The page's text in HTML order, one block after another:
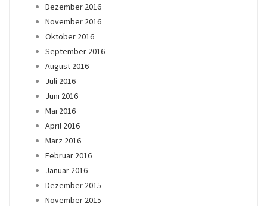
Dezember 2016
November 2016
Oktober 2016
September 2016
August 2016
Juli 2016
Juni 2016
Mai 2016
April 2016
März 2016
Februar 2016
Januar 2016
Dezember 2015
November 2015